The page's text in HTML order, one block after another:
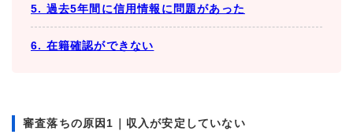
5. 過去5年間に信用情報に問題があった
6. 在籍確認ができない
審査落ちの原因1｜収入が安定していない